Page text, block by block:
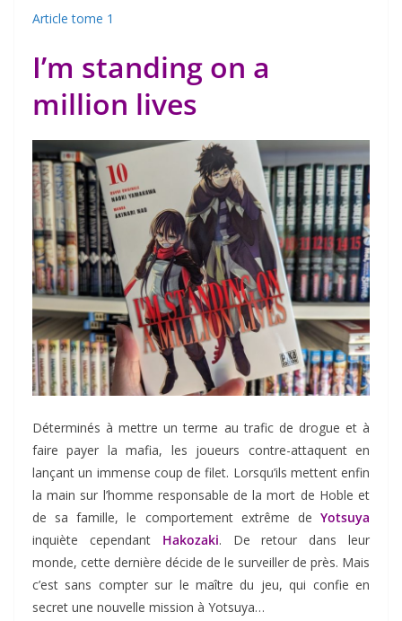
Article tome 1
I’m standing on a
million lives
Déterminés à mettre un terme au trafic de drogue et à
faire payer la mafia, les joueurs contre-attaquent en
lançant un immense coup de filet. Lorsqu’ils mettent enfin
la main sur l’homme responsable de la mort de Hoble et
de sa famille, le comportement extrême de Yotsuya
inquiète cependant Hakozaki. De retour dans leur
monde, cette dernière décide de le surveiller de près. Mais
c’est sans compter sur le maître du jeu, qui confie en
secret une nouvelle mission à Yotsuya…